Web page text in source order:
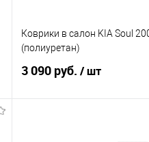
Коврики в салон KIA Soul
(полиуретан)
3 090 руб. / шт